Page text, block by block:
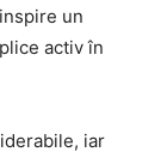
un
activ în
iar